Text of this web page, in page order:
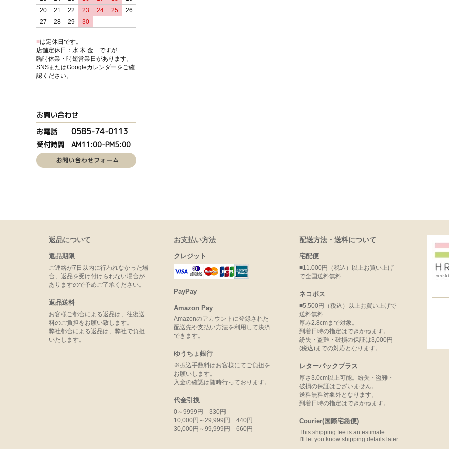
20
21 22 23 24 25
26
27
28 29 30
■は定休日です。
店舗定休日：水.木.金 ですが
臨時休業・時短営業日があります。
SNSまたはGoogleカレンダーをご確
認ください。
お問い合わせ
お電話 0585-74-0113
受付時間 AM11:00-PM5:00
返品について
返品期限
ご連絡が7日以内に行われなかった場
合、返品を受け付けられない場合が
ありますので予めご了承ください。
返品送料
お客様ご都合による返品は、往復送
料のご負担をお願い致します。
弊社都合による返品は、弊社で負担
いたします。
お支払い方法
クレジット
PayPay
Amazon Pay
Amazonのアカウントに登録された
配送先や支払い方法を利用して決済
できます。
ゆうちょ銀行
※振込手数料はお客様にてご負担を
お願いします。
入金の確認は随時行っております。
代金引換
0～9999円 330円
10,000円～29,999円 440円
30,000円～99,999円 660円
配送方法・送料について
宅配便
■11.000円（税込）以上お買い上げ
で全国送料無料
ネコポス
■5,500円（税込）以上お買い上げで
送料無料
厚み2.8cmまで対象。
到着日時の指定はできかねます。
紛失・盗難・破損の保証は3,000円
(税込)までの対応となります。
レターパックプラス
厚さ3.0cm以上可能。紛失・盗難・
破損の保証はございません。
送料無料対象外となります。
到着日時の指定はできかねます。
Courier(国際宅急便)
This shipping fee is an estimate.
I'll let you know shipping details later.